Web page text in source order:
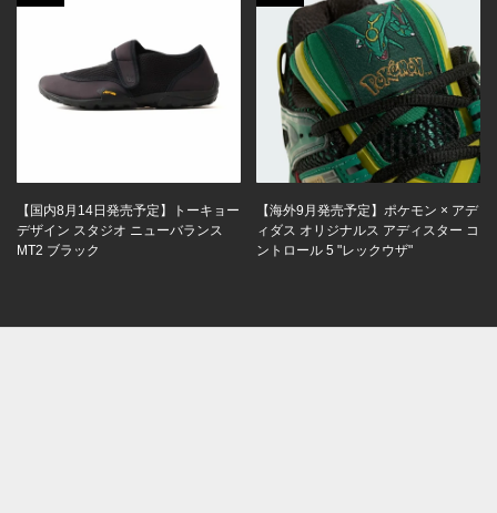
【国内8月14日発売予定】トーキョー
デザイン スタジオ ニューバランス
MT2 ブラック
【海外9月発売予定】ポケモン × アデ
ィダス オリジナルス アディスター コ
ントロール 5 "レックウザ"